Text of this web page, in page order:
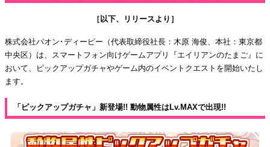
［以下、リリースより］
株式会社パオン･ディーピー（代表取締役社長：木原 海俊、本社：東京都
中央区）は、スマートフォン向けゲームアプリ『エイリアンのたまご』に
おいて、ピックアップガチャやゲーム内のイベントクエストを開始いたし
ます。
「ピックアップガチャ」新登場!! 動物属性はLv.MAXで出現!!